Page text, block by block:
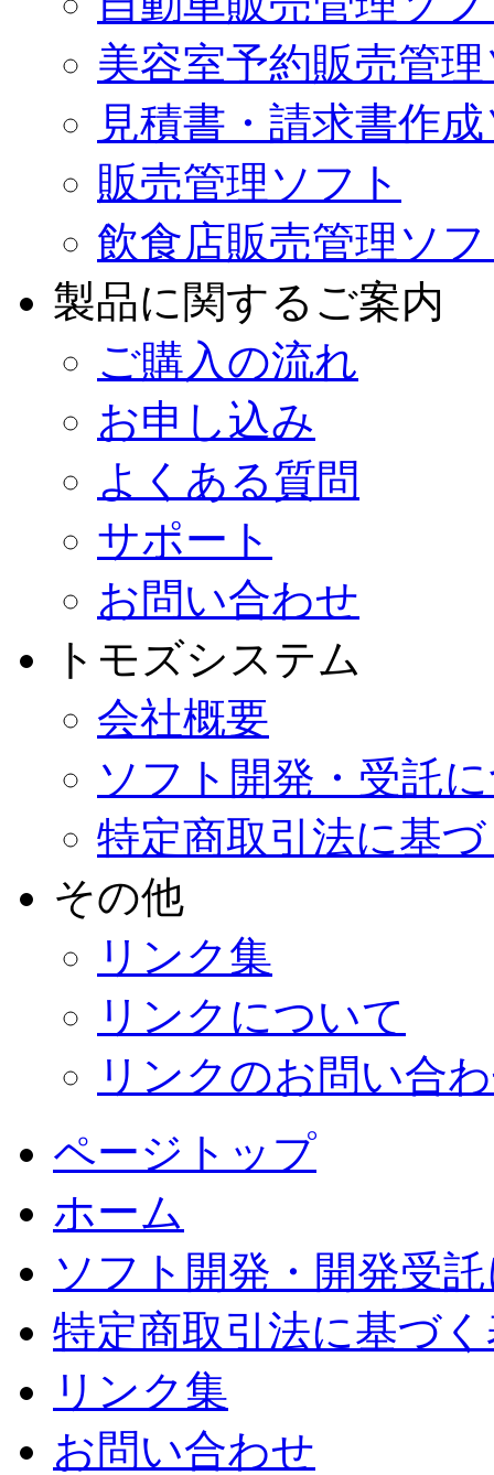
美容室予約販売管
見積書・請求書作
販売管理ソフト
飲食店販売管理ソ
製品に関するご案内
ご購入の流れ
お申し込み
よくある質問
サポート
お問い合わせ
トモズシステム
会社概要
ソフト開発・受託
特定商取引法に基
その他
リンク集
リンクについて
リンクのお問い合
ページトップ
ホーム
ソフト開発・開発受
特定商取引法に基づ
リンク集
お問い合わせ